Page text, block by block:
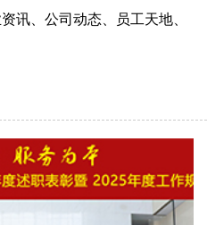
讯、公司动态、员工天地、